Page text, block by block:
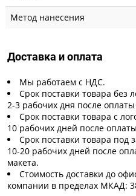
Метод нанесения
Доставка и оплата
Мы работаем с НДС.
Срок поставки товара без
2-3 рабочих дня после оплаты
Срок поставки товара с
10 рабочих дней после
Срок поставки товара под
10-20 рабочих дней после
макета.
Стоимость доставки до
компании в пределах МКАД: